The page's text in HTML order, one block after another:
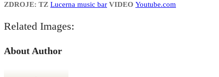
ZDROJE: TZ Lucerna music bar VIDEO Youtube.com
Related Images:
About Author